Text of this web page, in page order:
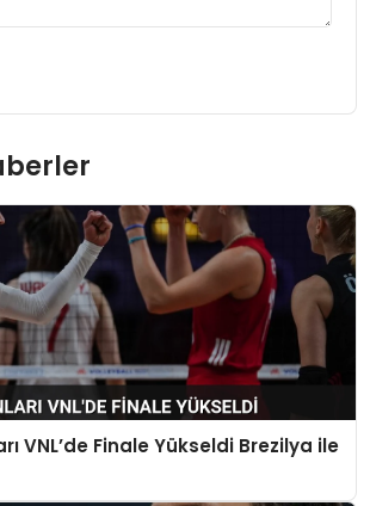
VNL’de Finale Yükseldi Brezilya ile